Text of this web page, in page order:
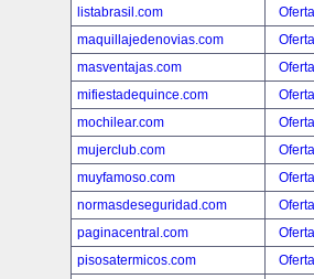
listabrasil.com
maquillajedenovias.com
masventajas.com
mifiestadequince.com
mochilear.com
mujerclub.com
muyfamoso.com
normasdeseguridad.com
paginacentral.com
pisosatermicos.com